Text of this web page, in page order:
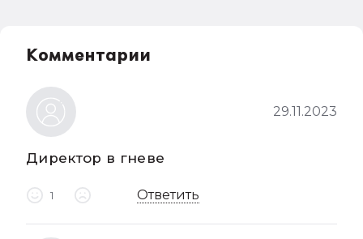
Комментарии
Директор в гневе
29.11.2023
1 Ответить